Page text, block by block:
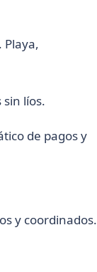
Playa,
líos.
de pagos y
y coordinados.